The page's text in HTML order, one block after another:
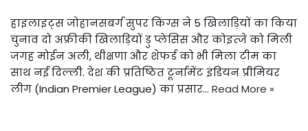
हाइलाइट्स जोहानसबर्ग सुपर किंग्स ने 5 खिलाड़ियों का किया
चुनाव दो अफ्रीकी खिलाड़ियों डु प्लेसिस और कोइत्जे को मिली
जगह मोईन अली, थीक्षणा और शेफर्ड को भी मिला टीम का
साथ नई दिल्ली. देश की प्रतिष्ठित टूर्नामेंट इंडियन प्रीमियर
लीग (Indian Premier League) का प्रसार… Read More »